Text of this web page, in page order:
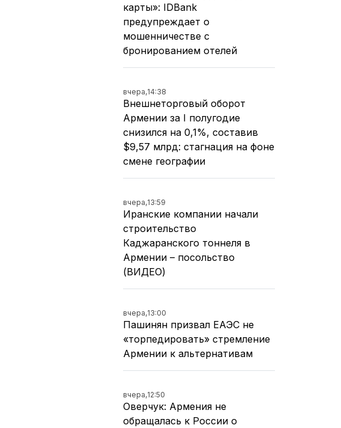
карты»: IDBank
предупреждает о
мошенничестве с
бронированием отелей
вчера,14:38
Внешнеторговый оборот
Армении за I полугодие
снизился на 0,1%, составив
$9,57 млрд: стагнация на фоне
смене географии
вчера,13:59
Иранские компании начали
строительство
Каджаранского тоннеля в
Армении – посольство
(ВИДЕО)
вчера,13:00
Пашинян призвал ЕАЭС не
«торпедировать» стремление
Армении к альтернативам
вчера,12:50
Оверчук: Армения не
обращалась к России о